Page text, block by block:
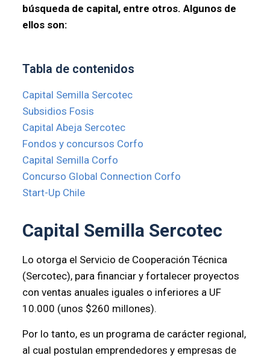
búsqueda de capital, entre otros. Algunos de
ellos son:
Tabla de contenidos
Capital Semilla Sercotec
Subsidios Fosis
Capital Abeja Sercotec
Fondos y concursos Corfo
Capital Semilla Corfo
Concurso Global Connection Corfo
Start-Up Chile
Capital Semilla Sercotec
Lo otorga el Servicio de Cooperación Técnica
(Sercotec), para financiar y fortalecer proyectos
con ventas anuales iguales o inferiores a UF
10.000 (unos $260 millones).
Por lo tanto, es un programa de carácter regional,
al cual postulan emprendedores y empresas de